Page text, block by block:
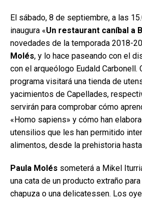
El sábado, 8 de septiembre, a las
inaugura «Un restaurant caníbal a
novedades de la temporada 2018-
Molés, y lo hace paseando con el
con el arqueólogo Eudald Carbonell.
programa visitará una tienda de
yacimientos de Capellades,
servirán para comprobar cómo
«Homo sapiens» y cómo han
utensilios que les han permitido
alimentos, desde la prehistoria hasta
Paula Molés someterá a Mikel
una cata de un producto extraño
chapuza o una delicatessen. Los